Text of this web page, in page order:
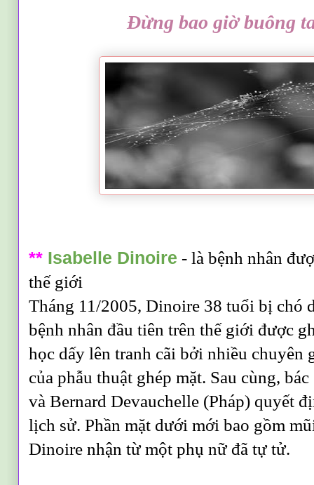
Đừng bao giờ buông
** Isabelle Dinoire - là bệnh nhân
thế giới
Tháng 11/2005, Dinoire 38 tuổi bị chó
bệnh nhân đầu tiên trên thế giới được
học dấy lên tranh cãi bởi nhiều chuyên
của phẫu thuật ghép mặt. Sau cùng,
và Bernard Devauchelle (Pháp) quyết
lịch sử. Phần mặt dưới mới bao gồm
Dinoire nhận từ một phụ nữ đã tự tử.